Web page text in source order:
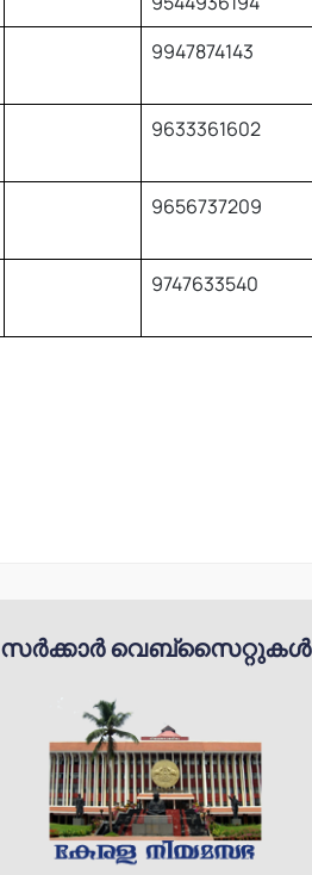
9947874143
9633361602
9656737209
9747633540
സർക്കാർ വെബ്സൈറ്റുകൾ